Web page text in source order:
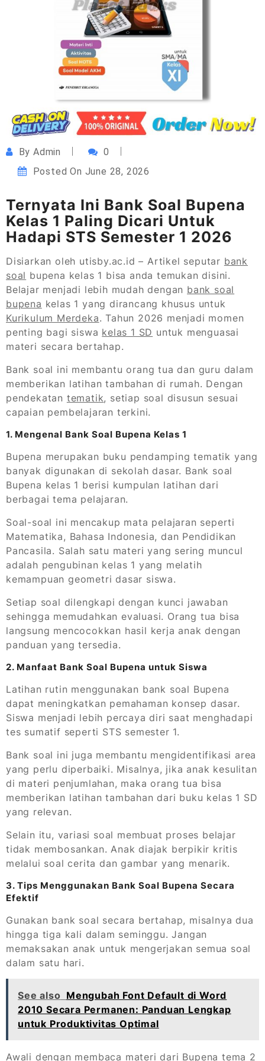
ByAdmin
0
Posted On June 28, 2026
Ternyata Ini Bank Soal Bupena
Kelas 1 Paling Dicari Untuk
Hadapi STS Semester 1 2026
Disiarkan oleh utisby.ac.id – Artikel seputar bank
soal bupena kelas 1 bisa anda temukan disini.
Belajar menjadi lebih mudah dengan bank soal
bupena kelas 1 yang dirancang khusus untuk
Kurikulum Merdeka. Tahun 2026 menjadi momen
penting bagi siswa kelas 1 SD untuk menguasai
materi secara bertahap.
Bank soal ini membantu orang tua dan guru dalam
memberikan latihan tambahan di rumah. Dengan
pendekatan tematik, setiap soal disusun sesuai
capaian pembelajaran terkini.
1. Mengenal Bank Soal Bupena Kelas 1
Bupena merupakan buku pendamping tematik yang
banyak digunakan di sekolah dasar. Bank soal
Bupena kelas 1 berisi kumpulan latihan dari
berbagai tema pelajaran.
Soal-soal ini mencakup mata pelajaran seperti
Matematika, Bahasa Indonesia, dan Pendidikan
Pancasila. Salah satu materi yang sering muncul
adalah pengubinan kelas 1 yang melatih
kemampuan geometri dasar siswa.
Setiap soal dilengkapi dengan kunci jawaban
sehingga memudahkan evaluasi. Orang tua bisa
langsung mencocokkan hasil kerja anak dengan
panduan yang tersedia.
2. Manfaat Bank Soal Bupena untuk Siswa
Latihan rutin menggunakan bank soal Bupena
dapat meningkatkan pemahaman konsep dasar.
Siswa menjadi lebih percaya diri saat menghadapi
tes sumatif seperti STS semester 1.
Bank soal ini juga membantu mengidentifikasi area
yang perlu diperbaiki. Misalnya, jika anak kesulitan
di materi penjumlahan, maka orang tua bisa
memberikan latihan tambahan dari buku kelas 1 SD
yang relevan.
Selain itu, variasi soal membuat proses belajar
tidak membosankan. Anak diajak berpikir kritis
melalui soal cerita dan gambar yang menarik.
3. Tips Menggunakan Bank Soal Bupena Secara
Efektif
Gunakan bank soal secara bertahap, misalnya dua
hingga tiga kali dalam seminggu. Jangan
memaksakan anak untuk mengerjakan semua soal
dalam satu hari.
See also Mengubah Font Default di Word
2010 Secara Permanen: Panduan Lengkap
untuk Produktivitas Optimal
Awali dengan membaca materi dari Bupena tema 2